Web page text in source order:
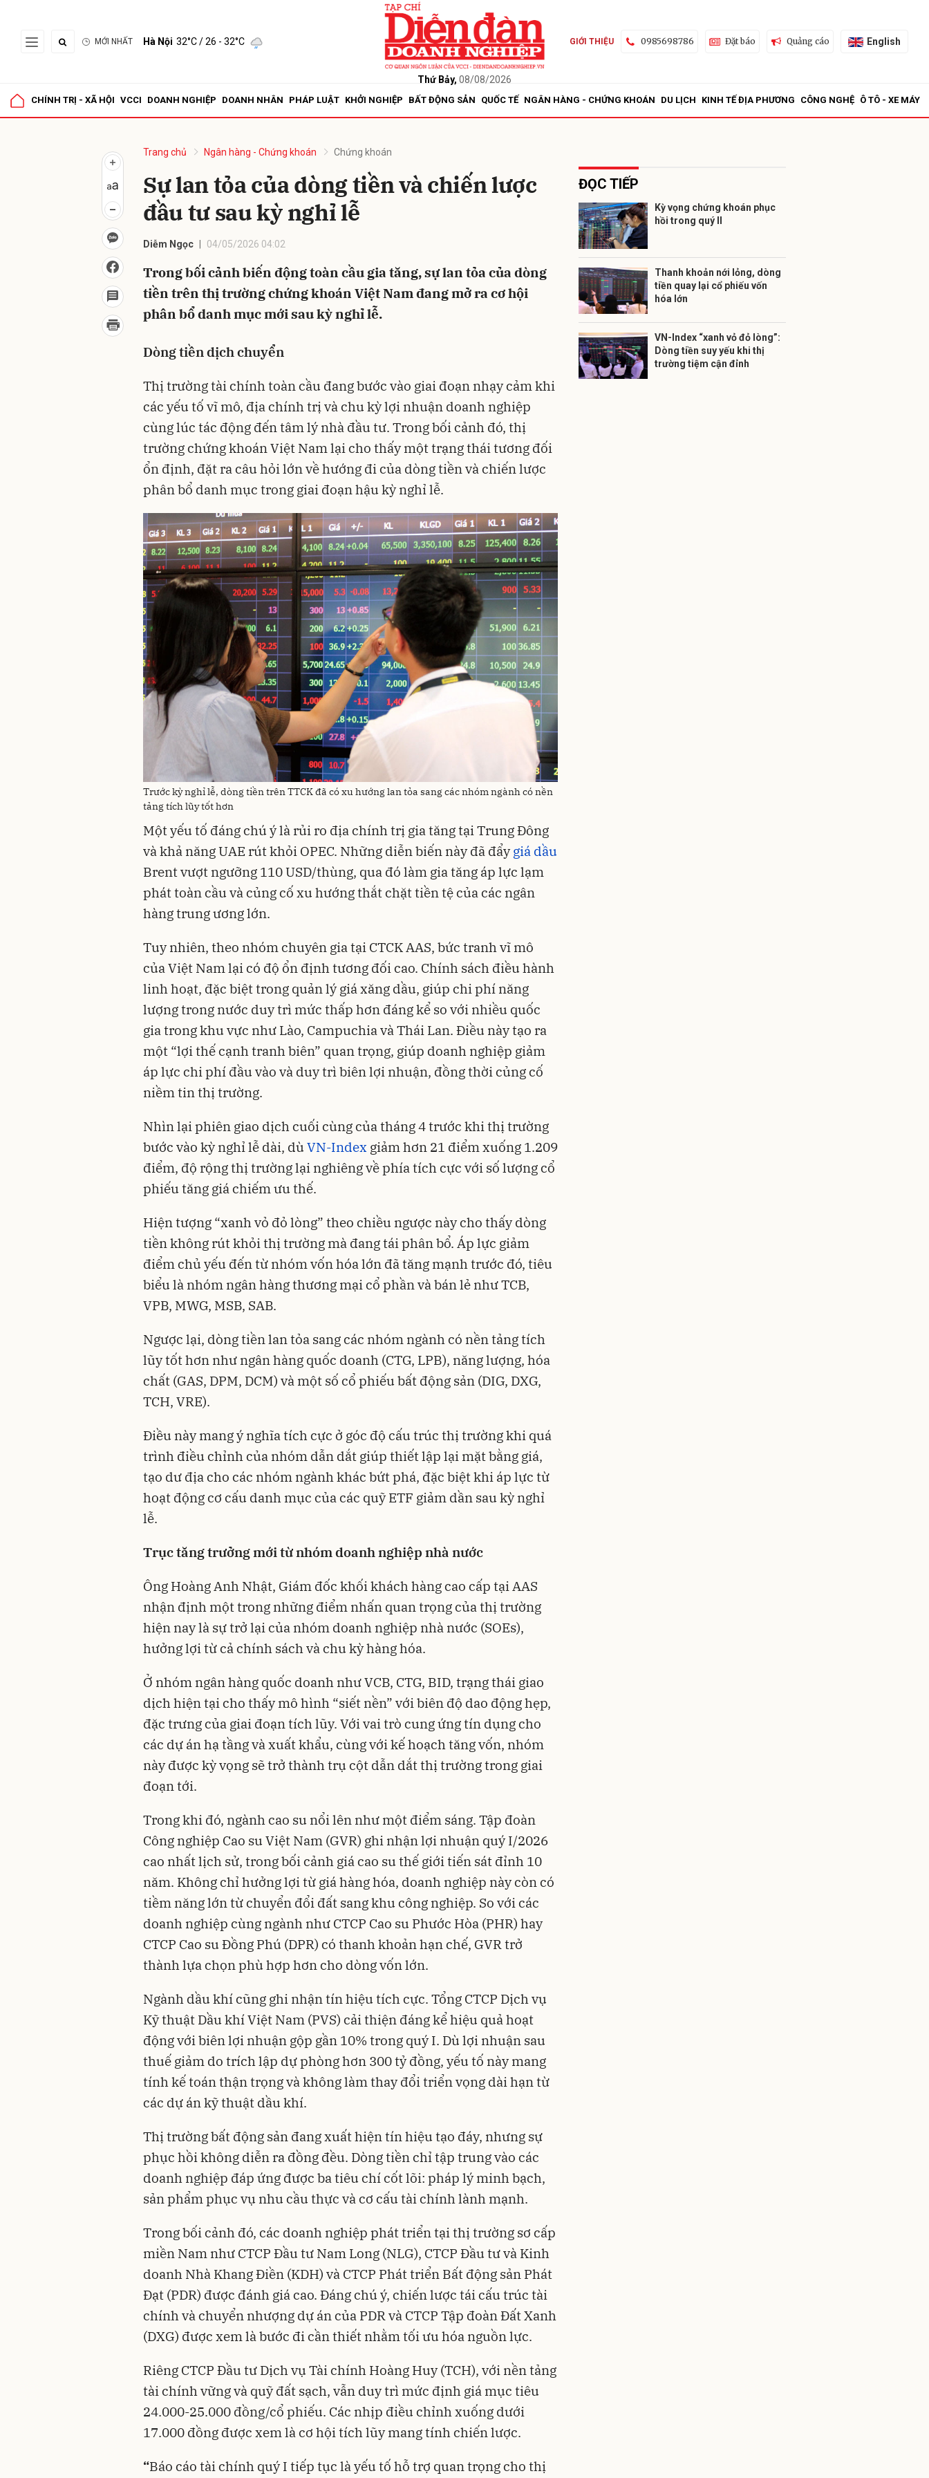
MỚI NHẤT Hà Nội 32°C/ 26 - 32°C
Thứ Bảy, 08/08/2026
GIỚI THIỆU 0985698786 Đặt báo Quảng cáo English
CHÍNH TRỊ - XÃ HỘI VCCI DOANH NGHIỆP DOANH NHÂN PHÁP LUẬT KHỞI NGHIỆP BẤT ĐỘNG SẢN QUỐC TẾ NGÂN HÀNG - CHỨNG KHOÁN DU LỊCH KINH TẾ ĐỊA PHƯƠNG CÔNG NGHỆ Ô TÔ - XE MÁY
Trang chủ Ngân hàng - Chứng khoán Chứng khoán
Sự lan tỏa của dòng tiền và chiến lược
đầu tư sau kỳ nghỉ lễ
Diễm Ngọc 04/05/2026 04:02
Trong bối cảnh biến động toàn cầu gia tăng, sự lan tỏa của dòng
tiền trên thị trường chứng khoán Việt Nam đang mở ra cơ hội
phân bổ danh mục mới sau kỳ nghỉ lễ.
Dòng tiền dịch chuyển
Thị trường tài chính toàn cầu đang bước vào giai đoạn nhạy cảm khi
các yếu tố vĩ mô, địa chính trị và chu kỳ lợi nhuận doanh nghiệp
cùng lúc tác động đến tâm lý nhà đầu tư. Trong bối cảnh đó, thị
trường chứng khoán Việt Nam lại cho thấy một trạng thái tương đối
ổn định, đặt ra câu hỏi lớn về hướng đi của dòng tiền và chiến lược
phân bổ danh mục trong giai đoạn hậu kỳ nghỉ lễ.
Trước kỳ nghỉ lễ, dòng tiền trên TTCK đã có xu hướng lan tỏa sang các nhóm ngành có nền
tảng tích lũy tốt hơn
Một yếu tố đáng chú ý là rủi ro địa chính trị gia tăng tại Trung Đông
và khả năng UAE rút khỏi OPEC. Những diễn biến này đã đẩygiá dầu
Brent vượt ngưỡng 110 USD/thùng, qua đó làm gia tăng áp lực lạm
phát toàn cầu và củng cố xu hướng thắt chặt tiền tệ của các ngân
hàng trung ương lớn.
Tuy nhiên, theo nhóm chuyên gia tại CTCK AAS, bức tranh vĩ mô
của Việt Nam lại có độ ổn định tương đối cao. Chính sách điều hành
linh hoạt, đặc biệt trong quản lý giá xăng dầu, giúp chi phí năng
lượng trong nước duy trì mức thấp hơn đáng kể so với nhiều quốc
gia trong khu vực như Lào, Campuchia và Thái Lan. Điều này tạo ra
một “lợi thế cạnh tranh biên” quan trọng, giúp doanh nghiệp giảm
áp lực chi phí đầu vào và duy trì biên lợi nhuận, đồng thời củng cố
niềm tin thị trường.
Nhìn lại phiên giao dịch cuối cùng của tháng 4 trước khi thị trường
bước vào kỳ nghỉ lễ dài, dù VN-Index giảm hơn 21 điểm xuống 1.209
điểm, độ rộng thị trường lại nghiêng về phía tích cực với số lượng cổ
phiếu tăng giá chiếm ưu thế.
Hiện tượng “xanh vỏ đỏ lòng” theo chiều ngược này cho thấy dòng
tiền không rút khỏi thị trường mà đang tái phân bổ. Áp lực giảm
điểm chủ yếu đến từ nhóm vốn hóa lớn đã tăng mạnh trước đó, tiêu
biểu là nhóm ngân hàng thương mại cổ phần và bán lẻ như TCB,
VPB, MWG, MSB, SAB.
Ngược lại, dòng tiền lan tỏa sang các nhóm ngành có nền tảng tích
lũy tốt hơn như ngân hàng quốc doanh (CTG, LPB), năng lượng, hóa
chất (GAS, DPM, DCM) và một số cổ phiếu bất động sản (DIG, DXG,
TCH, VRE).
Điều này mang ý nghĩa tích cực ở góc độ cấu trúc thị trường khi quá
trình điều chỉnh của nhóm dẫn dắt giúp thiết lập lại mặt bằng giá,
tạo dư địa cho các nhóm ngành khác bứt phá, đặc biệt khi áp lực từ
hoạt động cơ cấu danh mục của các quỹ ETF giảm dần sau kỳ nghỉ
lễ.
Trục tăng trưởng mớitừ nhóm doanh nghiệp nhà nước
Ông Hoàng Anh Nhật, Giám đốc khối khách hàng cao cấp tại AAS
nhận định một trong những điểm nhấn quan trọng của thị trường
hiện nay là sự trở lại của nhóm doanh nghiệp nhà nước (SOEs),
hưởng lợi từ cả chính sách và chu kỳ hàng hóa.
Ở nhóm ngân hàng quốc doanh như VCB, CTG, BID, trạng thái giao
dịch hiện tại cho thấy mô hình “siết nền” với biên độ dao động hẹp,
đặc trưng của giai đoạn tích lũy. Với vai trò cung ứng tín dụng cho
các dự án hạ tầng và xuất khẩu, cùng với kế hoạch tăng vốn, nhóm
này được kỳ vọng sẽ trở thành trụ cột dẫn dắt thị trường trong giai
đoạn tới.
Trong khi đó, ngành cao su nổi lên như một điểm sáng. Tập đoàn
Công nghiệp Cao su Việt Nam (GVR) ghi nhận lợi nhuận quý I/2026
cao nhất lịch sử, trong bối cảnh giá cao su thế giới tiến sát đỉnh 10
năm. Không chỉ hưởng lợi từ giá hàng hóa, doanh nghiệp này còn có
tiềm năng lớn từ chuyển đổi đất sang khu công nghiệp. So với các
doanh nghiệp cùng ngành như CTCP Cao su Phước Hòa (PHR) hay
CTCP Cao su Đồng Phú (DPR) có thanh khoản hạn chế, GVR trở
thành lựa chọn phù hợp hơn cho dòng vốn lớn.
Ngành dầu khí cũng ghi nhận tín hiệu tích cực. Tổng CTCP Dịch vụ
Kỹ thuật Dầu khí Việt Nam (PVS) cải thiện đáng kể hiệu quả hoạt
động với biên lợi nhuận gộp gần 10% trong quý I. Dù lợi nhuận sau
thuế giảm do trích lập dự phòng hơn 300 tỷ đồng, yếu tố này mang
tính kế toán thận trọng và không làm thay đổi triển vọng dài hạn từ
các dự án kỹ thuật dầu khí.
Thị trường bất động sản đang xuất hiện tín hiệu tạo đáy, nhưng sự
phục hồi không diễn ra đồng đều. Dòng tiền chỉ tập trung vào các
doanh nghiệp đáp ứng được ba tiêu chí cốt lõi: pháp lý minh bạch,
sản phẩm phục vụ nhu cầu thực và cơ cấu tài chính lành mạnh.
Trong bối cảnh đó, các doanh nghiệp phát triển tại thị trường sơ cấp
miền Nam như CTCP Đầu tư Nam Long (NLG), CTCP Đầu tư và Kinh
doanh Nhà Khang Điền (KDH) và CTCP Phát triển Bất động sản Phát
Đạt (PDR) được đánh giá cao. Đáng chú ý, chiến lược tái cấu trúc tài
chính và chuyển nhượng dự án của PDR và CTCP Tập đoàn Đất Xanh
(DXG) được xem là bước đi cần thiết nhằm tối ưu hóa nguồn lực.
Riêng CTCP Đầu tư Dịch vụ Tài chính Hoàng Huy (TCH), với nền tảng
tài chính vững và quỹ đất sạch, vẫn duy trì mức định giá mục tiêu
24.000-25.000 đồng/cổ phiếu. Các nhịp điều chỉnh xuống dưới
17.000 đồng được xem là cơ hội tích lũy mang tính chiến lược.
“Báo cáo tài chính quý I tiếp tục là yếu tố hỗ trợ quan trọng cho thị
ĐỌC TIẾP
Kỳ vọng chứng khoán phục
hồi trong quý II
Thanh khoản nới lỏng, dòng
tiền quay lại cổ phiếu vốn
hóa lớn
VN-Index “xanh vỏ đỏ lòng”:
Dòng tiền suy yếu khi thị
trường tiệm cận đỉnh
Gửi